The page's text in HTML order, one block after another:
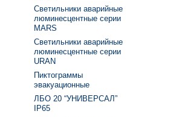
Светильники аварийные
люминесцентные серии
MARS
Светильники аварийные
люминесцентные серии
URAN
Пиктограммы
эвакуационные
ЛБО 20 “УНИВЕРСАЛ”
IP65